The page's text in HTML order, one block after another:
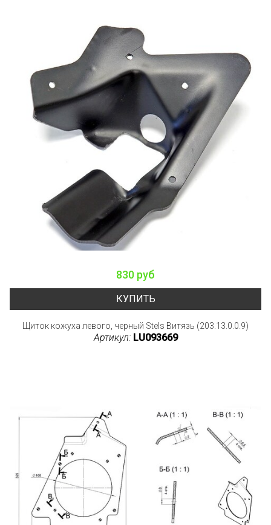
830 руб
КУПИТЬ
Щиток кожуха левого, черный Stels Витязь (203.13.0.0.9)
Артикул: LU093669